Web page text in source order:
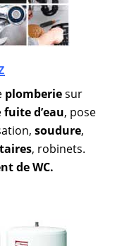
plomberiesur
fuite d’eau, pose
soudure,
, robinets.
de WC.